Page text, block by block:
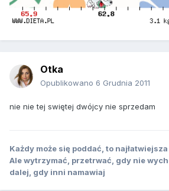
Otka
Opublikowano 6 Grudnia 2011
nie nie tej swiętej dwójcy nie sprzedam
Każdy może się poddać, to
Ale wytrzymać, przetrwać, gdy nie
dalej, gdy inni namawiaj